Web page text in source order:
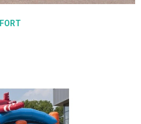
FORT